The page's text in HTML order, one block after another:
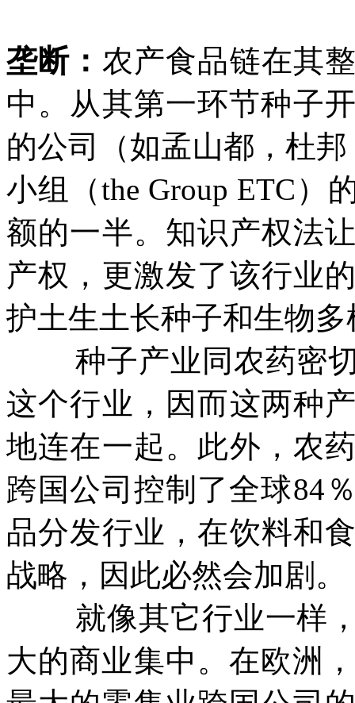
垄断： 农产食品链在其
中。从其第一环节种子
的公司（如孟山都，杜
小组（the Group ETC ）
额的一半。知识产权法
产权，更激发了该行业
护土生土长种子和生物
种子产业同农药密
这个行业，因而这两种
地连在一起。此外，农
跨国公司控制了全球84
品分发行业，在饮料和
战略，因此必然会加剧。
就像其它行业一样
大的商业集中。在欧洲